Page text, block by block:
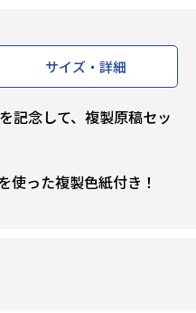
サイズ・詳細
記念して、複製原稿セッ
使った複製色紙付き！